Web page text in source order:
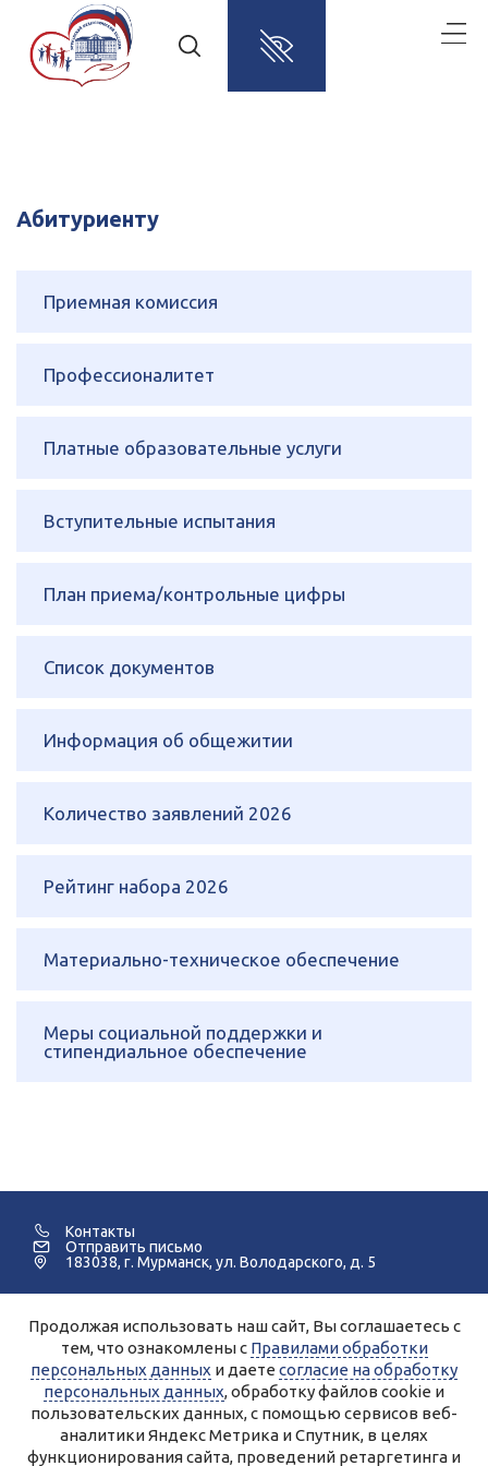
Абитуриенту
Приемная комиссия
Профессионалитет
Платные образовательные услуги
Вступительные испытания
План приема/контрольные цифры
Список документов
Информация об общежитии
Количество заявлений 2026
Рейтинг набора 2026
Материально-техническое обеспечение
Меры социальной поддержки и
стипендиальное обеспечение
Контакты
Отправить письмо
183038, г. Мурманск, ул. Володарского, д. 5
©2005-2026 Мурманский Педагогический Колледж.
Для улучшения работы сайта и его взаимодействия с
пользователями используются файлы cookie и сервисы веб-
аналитики Яндекс.Метрика, Спутник.
Продолжая работу с сайтом, Вы даете разрешение на
использование cookie-файлов и согласие на обработку данных
сервисами Яндекс.Метрика, Спутник.
Вы всегда можете отключить файлы cookie в настройках Вашего
браузера.
Продолжая использовать наш сайт, Вы соглашаетесь с
тем, что ознакомлены с Правилами обработки
персональных данных и даете согласие на обработку
персональных данных, обработку файлов cookie и
пользовательских данных, с помощью сервисов веб-
аналитики Яндекс Метрика и Спутник, в целях
функционирования сайта, проведений ретаргетинга и